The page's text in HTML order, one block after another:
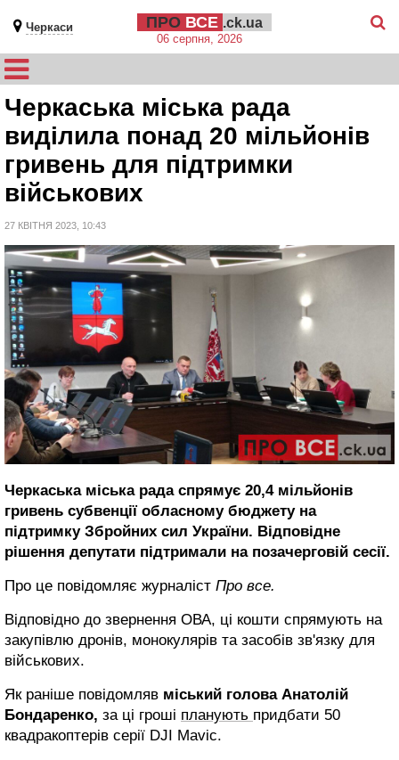
Черкаси ПРО ВСЕ .ck.ua
06 серпня, 2026
Черкаська міська рада
виділила понад 20 мільйонів
гривень для підтримки
військових
27 КВІТНЯ 2023, 10:43
Черкаська міська рада спрямує 20,4 мільйонів
гривень субвенції обласному бюджету на
підтримку Збройних сил України. Відповідне
рішення депутати підтримали на позачерговій сесії.
Про це повідомляє журналіст Про все.
Відповідно до звернення ОВА, ці кошти спрямують на
закупівлю дронів, монокулярів та засобів зв'язку для
військових.
Як раніше повідомляв міський голова Анатолій
Бондаренко, за ці гроші планують придбати 50
квадракоптерів серії DJI Mavic.